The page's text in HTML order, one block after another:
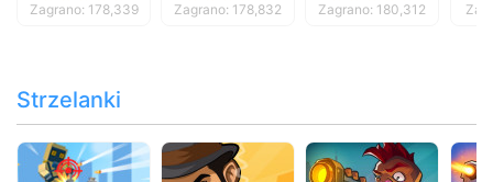
Zagrano: 178,339 Zagrano: 178,832 Zagrano: 180,312
Strzelanki